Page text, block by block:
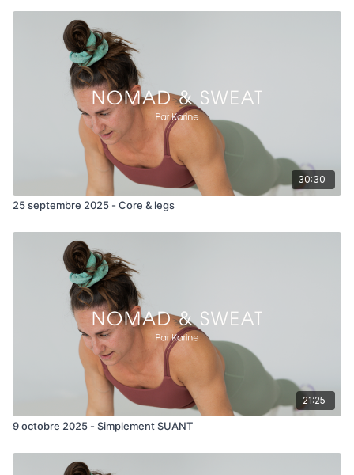
30:30
25 septembre 2025 - Core & legs
21:25
9 octobre 2025 - Simplement SUANT